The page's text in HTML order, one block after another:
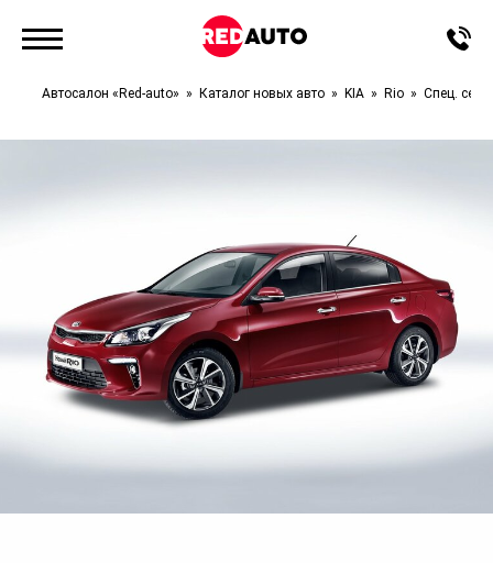
Автосалон «Red-auto» Каталог новых авто KIA Rio Спец.